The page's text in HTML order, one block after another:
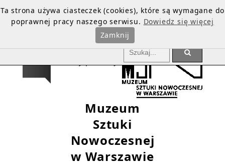
Muzeum
Sztuki
Nowoczesnej
w Warszawie
Ta strona używa ciasteczek (cookies), które są wymagane do
poprawnej pracy naszego serwisu. Dowiedz się więcej
Zamknij